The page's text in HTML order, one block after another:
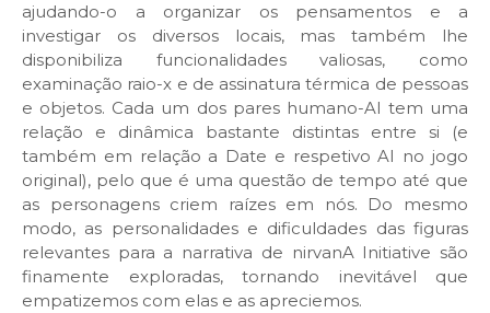
ajudando-o a organizar os pensamentos e a
investigar os diversos locais, mas também lhe
disponibiliza funcionalidades valiosas, como
examinação raio-x e de assinatura térmica de pessoas
e objetos. Cada um dos pares humano-AI tem uma
relação e dinâmica bastante distintas entre si (e
também em relação a Date e respetivo AI no jogo
original), pelo que é uma questão de tempo até que
as personagens criem raízes em nós. Do mesmo
modo, as personalidades e dificuldades das figuras
relevantes para a narrativa de nirvanA Initiative são
finamente exploradas, tornando inevitável que
empatizemos com elas e as apreciemos.